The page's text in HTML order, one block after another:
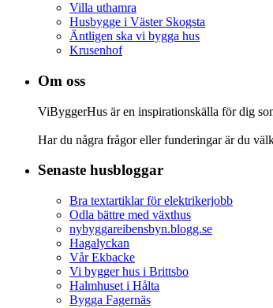
Villa uthamra
Husbygge i Väster Skogsta
Äntligen ska vi bygga hus
Krusenhof
Om oss
ViByggerHus är en inspirationskälla för dig
Har du några frågor eller funderingar är du
Senaste husbloggar
Bra textartiklar för elektrikerjobb
Odla bättre med växthus
nybyggareibensbyn.blogg.se
Hagalyckan
Vår Ekbacke
Vi bygger hus i Brittsbo
Halmhuset i Hålta
Bygga Fagernäs